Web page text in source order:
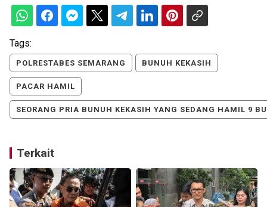
Tags:
POLRESTABES SEMARANG BUNUH KEKASIH
PACAR HAMIL
SEORANG PRIA BUNUH KEKASIH YANG SEDANG HAMIL 9
Terkait